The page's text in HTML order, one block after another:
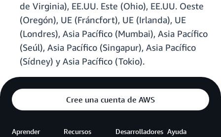
de Virginia), EE.UU. Este (Ohio), EE.UU. Oeste
(Oregón), UE (Fráncfort), UE (Irlanda), UE
(Londres), Asia Pacífico (Mumbai), Asia Pacífico
(Seúl), Asia Pacífico (Singapur), Asia Pacífico
(Sídney) y Asia Pacífico (Tokio).
Cree una cuenta de AWS
Aprender Recursos Desarrolladores Ayuda